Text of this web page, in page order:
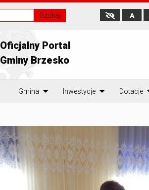
Szukaj A
Oficjalny Portal
Gminy Brzesko
Gmina Inwestycje Dotacje